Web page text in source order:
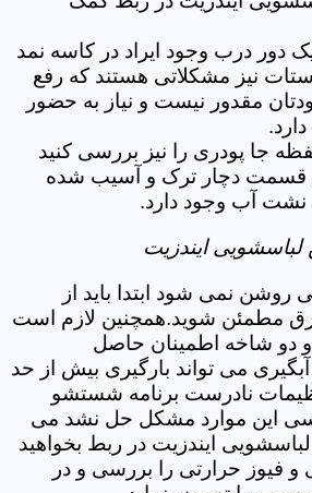
دور درب وجود ایراد در کاسه نمد
نیز مشکلاتی هستند که رفع
مقدور نیست و نیاز به حضور
جا پودری را نیز بررسی کنید
قسمت دچار ترک و آسیب شده
نشت آب وجود دارد.
ایندزیت
روشن نمی شود ابتدا باید از
مطمئن شوید.همچنین لازم است
دو شاخه اطمینان حاصل
می تواند بارگیری بیش از حد
نادرست برنامه شستشو
این موارد مشکل حل نشد می
لباسشویی ایندزیت در ربط بخواهید
و فیوز حرارتی را بررسی و در